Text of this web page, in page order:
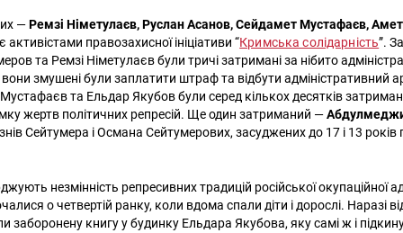
—Ремзі Німетулаєв, Руслан Асанов, Сейдамет Мустафаєв,
активістами правозахисної ініціативи “Кримська солідарність”.
та Ремзі Німетулаєв були тричі затримані за нібито
змушені були заплатити штраф та відбути адміністративний
та Ельдар Якубов були серед кількох десятків
жертв політичних репресій. Ще один затриманий —
Сейтумера і Османа Сейтумерових, засуджених до 17 і 13 років
незмінність репресивних традицій російської окупаційної
о четвертій ранку, коли вдома спали діти і дорослі. Наразі
заборонену книгу у будинку Ельдара Якубова, яку самі ж і